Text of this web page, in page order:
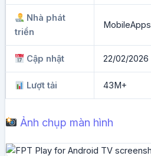
Nhà phát
triển
MobileApps
Cập nhật 22/02/2026
Lượt tải 43M+
Ảnh chụp màn hình